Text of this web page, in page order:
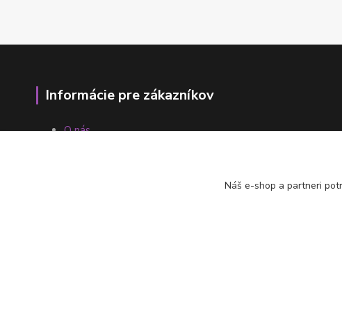
Informácie pre zákazníkov
O nás
Náš e-shop a partneri